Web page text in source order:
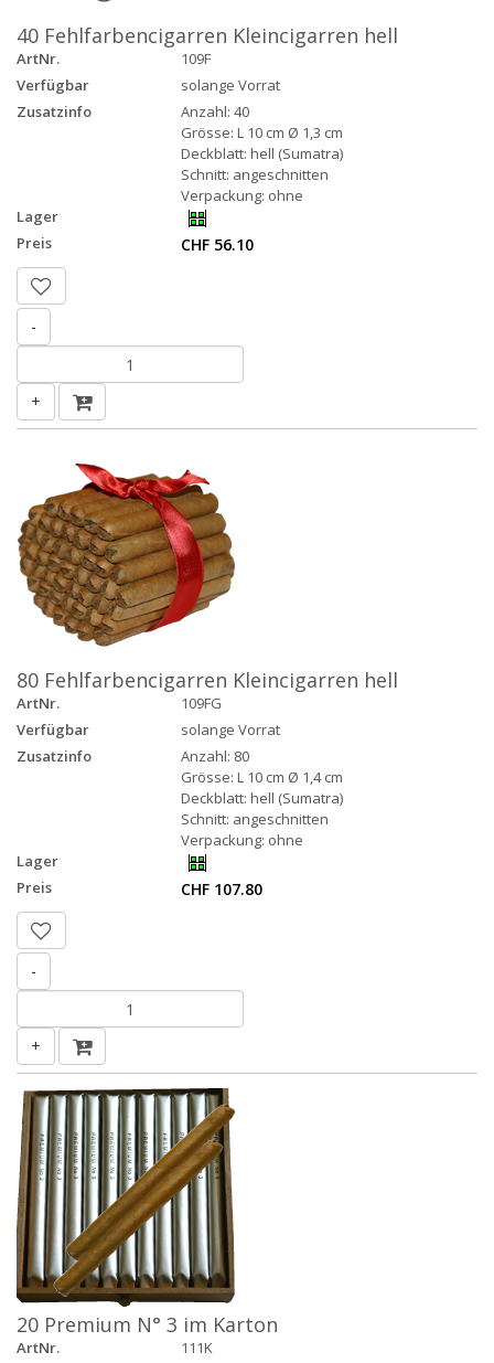
40 Fehlfarbencigarren Kleincigarren hell
ArtNr.
109F
Verfügbar
solange Vorrat
Zusatzinfo
Anzahl: 40
Grösse: L 10 cm Ø 1,3 cm
Deckblatt: hell (Sumatra)
Schnitt: angeschnitten
Verpackung: ohne
Lager
Preis
CHF 56.10
-
+
80 Fehlfarbencigarren Kleincigarren hell
ArtNr.
109FG
Verfügbar
solange Vorrat
Zusatzinfo
Anzahl: 80
Grösse: L 10 cm Ø 1,4 cm
Deckblatt: hell (Sumatra)
Schnitt: angeschnitten
Verpackung: ohne
Lager
Preis
CHF 107.80
-
+
20 Premium N° 3 im Karton
ArtNr.
111K